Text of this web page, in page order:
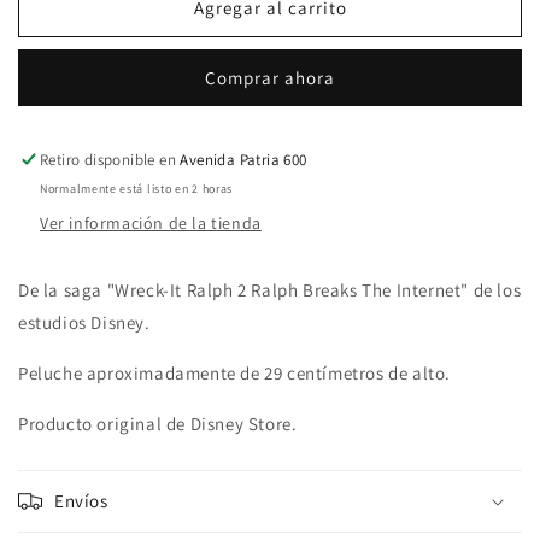
Plush
Bunny
Plush
Agregar al carrito
Comprar ahora
Retiro disponible enAvenida Patria 600
Normalmente está listo en 2 horas
Ver información de la tienda
De la saga "Wreck-It Ralph 2 Ralph Breaks The Internet" de los
estudios Disney.
Peluche aproximadamente de 29 centímetros de alto.
Producto original de Disney Store.
Envíos